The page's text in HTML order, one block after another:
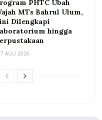
PHTC Ubah
MTs Bahrul Ulum,
Dilengkapi
hingga
7 AGU 2026